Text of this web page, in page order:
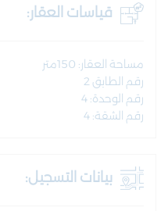
قياسات العقار:
مساحة العقار: 150متر
رقم الطابق 2
رقم الوحدة: 4
رقم الشقة: 4
بيانات التسجيل: